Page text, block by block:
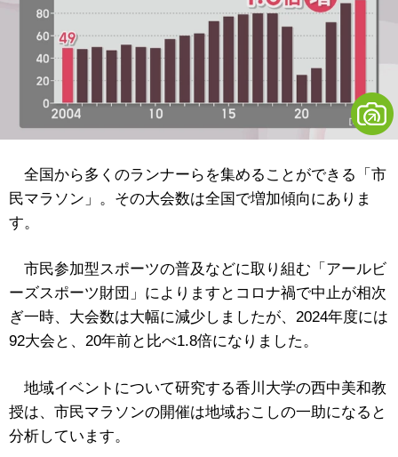
全国から多くのランナーらを集めることができる「市
民マラソン」。その大会数は全国で増加傾向にありま
す。
市民参加型スポーツの普及などに取り組む「アールビ
ーズスポーツ財団」によりますとコロナ禍で中止が相次
ぎ一時、大会数は大幅に減少しましたが、2024年度には
92大会と、20年前と比べ1.8倍になりました。
地域イベントについて研究する香川大学の西中美和教
授は、市民マラソンの開催は地域おこしの一助になると
分析しています。